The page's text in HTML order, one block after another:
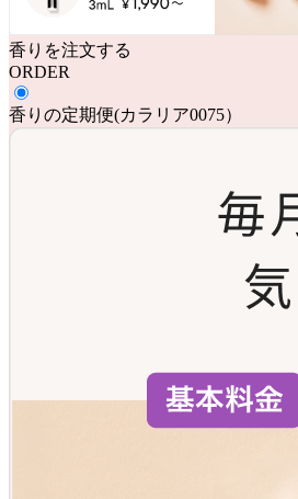
香りを注文する
ORDER
香りの定期便(カラリア0075）